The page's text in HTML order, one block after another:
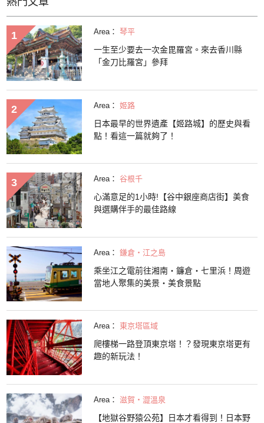
Area： 琴平
一生至少要去一次金毘羅宮。來去香川縣
「金刀比羅宮」參拜
Area： 姬路
日本最早的世界遺產【姬路城】的歷史與看
點！看這一篇就夠了！
Area： 谷根千
心滿意足的1小時!【谷中銀座商店街】美食
與選購伴手的最佳路線
Area： 鎌倉・江之島
乘坐江之電前往湘南・鐮倉・七里浜！周遊
當地人聚集的美景・美食景點
Area： 東京塔區域
爬樓梯一路登頂東京塔！？發現東京塔更有
趣的新玩法！
Area： 滋賀・澀溫泉
【地獄谷野猿公苑】日本才看得到！日本野